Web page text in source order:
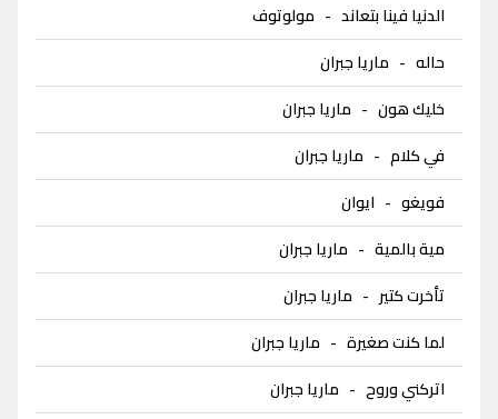
الدنيا فينا بتعاند - مولوتوف
حاله - ماريا جبران
خليك هون - ماريا جبران
في كلام - ماريا جبران
فويغو - ايوان
مية بالمية - ماريا جبران
تأخرت كتير - ماريا جبران
لما كنت صغيرة - ماريا جبران
اتركني وروح - ماريا جبران